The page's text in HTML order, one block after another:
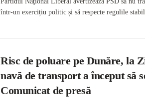
într-un exercițiu politic și să respecte regulile
Risc de poluare pe Dunăre, la
navă de transport a început să
Comunicat de presă